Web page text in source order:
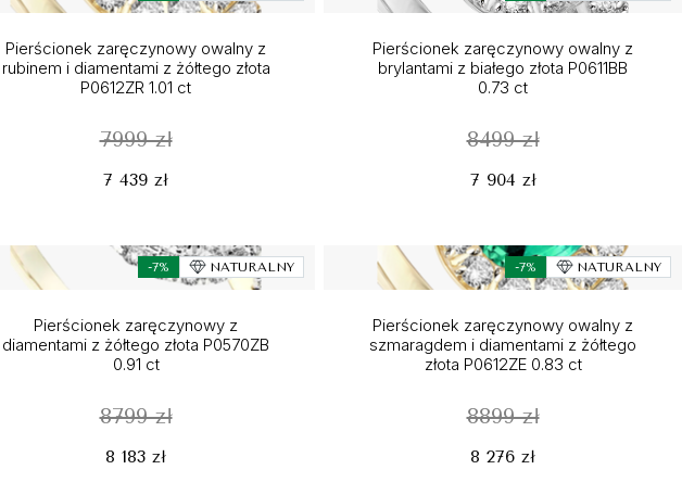
Pierścionek zaręczynowy owalny z
rubinem i diamentami z żółtego złota
P0612ZR 1.01 ct
7999 zł
7 439 zł
Pierścionek zaręczynowy owalny z
brylantami z białego złota P0611BB
0.73 ct
8499 zł
7 904 zł
-7% NATURALNY
Pierścionek zaręczynowy z
diamentami z żółtego złota P0570ZB
0.91 ct
8799 zł
8 183 zł
-7% NATURALNY
Pierścionek zaręczynowy owalny z
szmaragdem i diamentami z żółtego
złota P0612ZE 0.83 ct
8899 zł
8 276 zł